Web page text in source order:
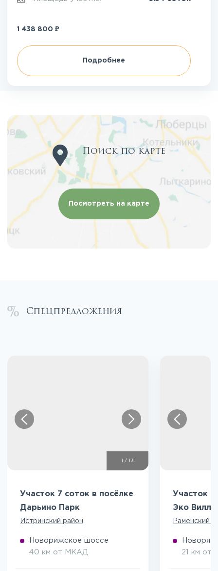
1 438 800 ₽
Подробнее
Поиск по карте
Посмотреть на карте
Спецпредложения
/ 13
Участок 7 соток в посёлке
Дарьино Парк
Истринский район
Новорижское шоссе
40 км от МКАД
Участок 5
Эко
Раменский
21 км от